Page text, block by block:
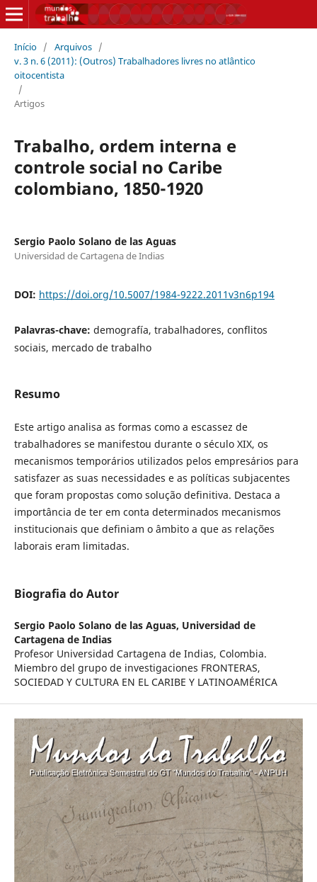
Início / Arquivos /
v. 3 n. 6 (2011): (Outros) Trabalhadores livres no atlântico
oitocentista
/
Artigos
Trabalho, ordem interna e
controle social no Caribe
colombiano, 1850-1920
Sergio Paolo Solano de las Aguas
Universidad de Cartagena de Indias
DOI: https://doi.org/10.5007/1984-9222.2011v3n6p194
Palavras-chave: demografía, trabalhadores, conflitos
sociais, mercado de trabalho
Resumo
Este artigo analisa as formas como a escassez de
trabalhadores se manifestou durante o século XIX, os
mecanismos temporários utilizados pelos empresários para
satisfazer as suas necessidades e as políticas subjacentes
que foram propostas como solução definitiva. Destaca a
importância de ter em conta determinados mecanismos
institucionais que definiam o âmbito a que as relações
laborais eram limitadas.
Biografia do Autor
Sergio Paolo Solano de las Aguas, Universidad de
Cartagena de Indias
Profesor Universidad Cartagena de Indias, Colombia.
Miembro del grupo de investigaciones FRONTERAS,
SOCIEDAD Y CULTURA EN EL CARIBE Y LATINOAMÉRICA